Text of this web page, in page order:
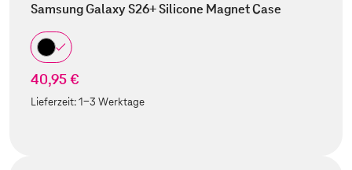
Samsung Galaxy S26+ Silicone Magnet Case
40,95 €
Lieferzeit:1-3 Werktage